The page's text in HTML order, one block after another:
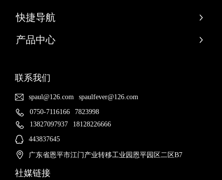
快捷导航
产品中心
联系我们
spaul@126.com
spaulfever@126.com
0750-7116166
7823998
13827097937
18128226666
443837645
广东省恩平市江门产业转移工业园恩平园区二区B7
社媒链接